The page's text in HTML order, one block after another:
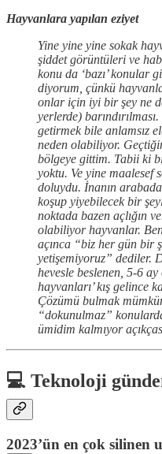
Hayvanlara yapılan eziyet
Yine yine yine sokak
şiddet görüntüleri ve
konu da ‘bazı’ konular
diyorum, çünkü
onlar için iyi bir şey ne
yerlerde)
getirmek bile anlamsız
neden olabiliyor.
bölgeye gittim. Tabii ki
yoktu. Ve yine maalesef
doluydu. İnanın
koşup yiyebilecek bir
noktada bazen açlığın
olabiliyor hayvanlar.
açınca “biz her gün bir
yetişemiyoruz” dediler.
hevesle beslenen, 5-6
hayvanları’ kış gelince
Çözümü bulmak
“dokunulmaz”
ümidim kalmıyor
💻 Teknoloji
2023’ün en çok silinen